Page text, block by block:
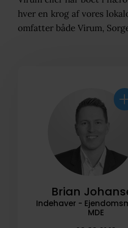
hver en krog af vores
omfatter både Virum,
Brian
Indehaver -
MDE